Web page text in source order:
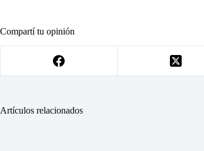
Compartí tu opinión
Artículos relacionados